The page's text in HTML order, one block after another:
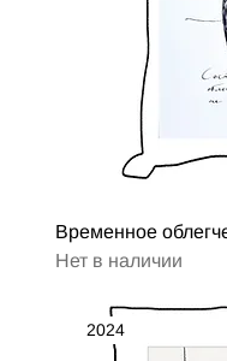
Временное
Нет в наличии
2024